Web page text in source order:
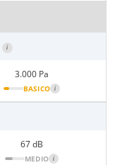
i
3.000 Pa
BASICO i
67 dB
MEDIO i